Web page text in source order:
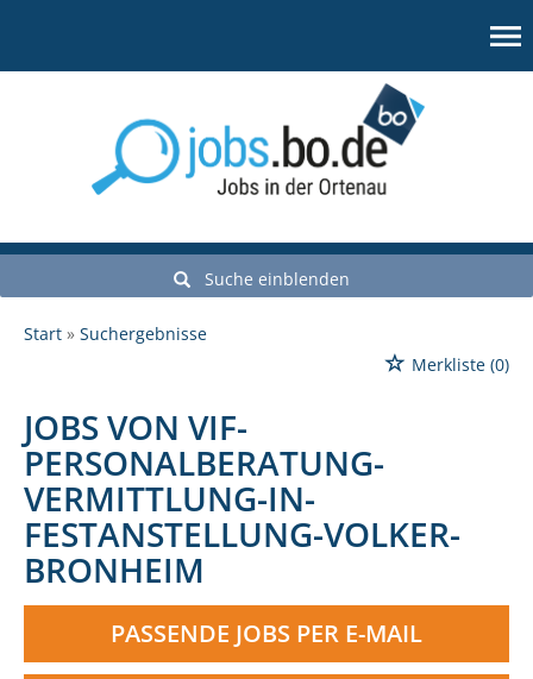
Suche einblenden
Start
Suchergebnisse
Merkliste (0)
JOBS VON VIF-
PERSONALBERATUNG-
VERMITTLUNG-IN-
FESTANSTELLUNG-VOLKER-
BRONHEIM
PASSENDE JOBS PER E-MAIL